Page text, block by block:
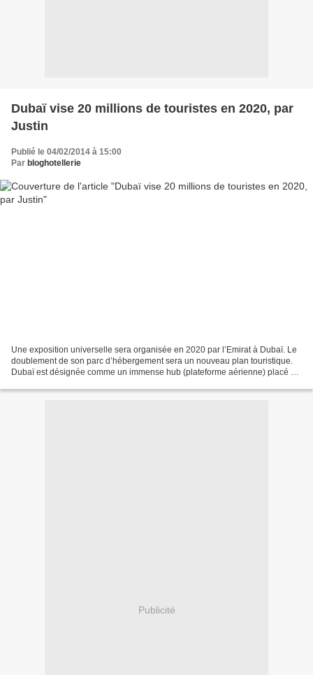
Dubaï vise 20 millions de touristes en 2020, par
Justin
Publié le 04/02/2014 à 15:00
Par bloghotellerie
Une exposition universelle sera organisée en 2020 par l’Emirat à Dubaï. Le
doublement de son parc d’hébergement sera un nouveau plan touristique.
Dubaï est désignée comme un immense hub (plateforme aérienne) placé au
Publicité